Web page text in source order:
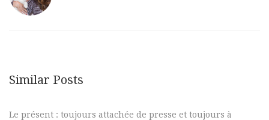
Similar Posts
Le présent : toujours attachée de presse et toujours à